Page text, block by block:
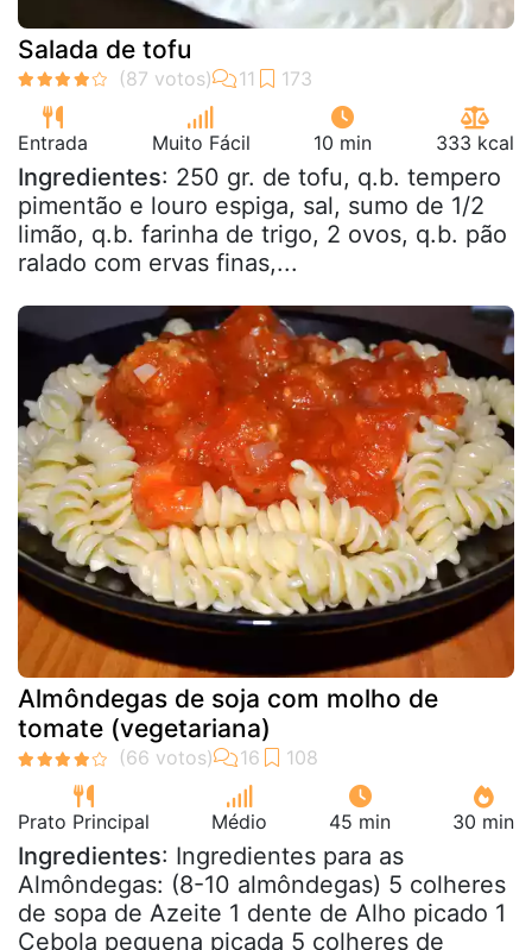
Salada de tofu
Entrada Muito Fácil 10 min 333 kcal
Ingredientes: 250 gr. de tofu, q.b. tempero
pimentão e louro espiga, sal, sumo de 1/2
limão, q.b. farinha de trigo, 2 ovos, q.b. pão
ralado com ervas finas,...
Almôndegas de soja com molho de
tomate (vegetariana)
Prato Principal Médio 45 min 30 min
Ingredientes: Ingredientes para as
Almôndegas: (8-10 almôndegas) 5 colheres
de sopa de Azeite 1 dente de Alho picado 1
Cebola pequena picada 5 colheres de